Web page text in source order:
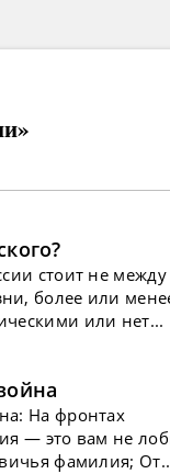
стоит не между
более или
или нет...
На фронтах
— это вам не
фамилия;